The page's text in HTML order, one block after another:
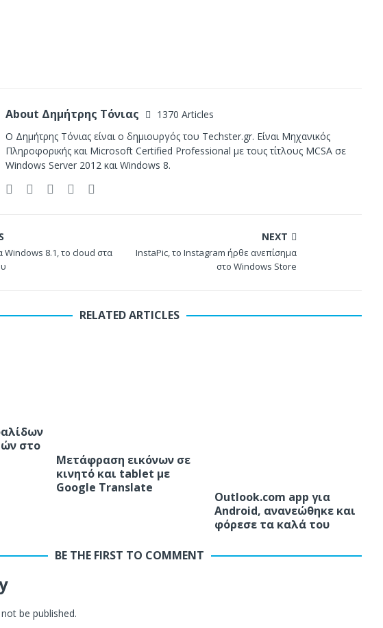
About Δημήτρης Τόνιας
1370 Articles
Ο Δημήτρης Τόνιας είναι ο δημιουργός του Techster.gr. Είναι Μηχανικός
Πληροφορικής και Microsoft Certified Professional με τους τίτλους MCSA σε
Windows Server 2012 και Windows 8.
Windows 8.1, το cloud στα
NEXT
InstaPic, το Instagram ήρθε ανεπίσημα
στο Windows Store
RELATED ARTICLES
στο
Μετάφραση εικόνων σε
κινητό και tablet με
Google Translate
Outlook.com app για
Android, ανανεώθηκε και
φόρεσε τα καλά του
BE THE FIRST TO COMMENT
be published.